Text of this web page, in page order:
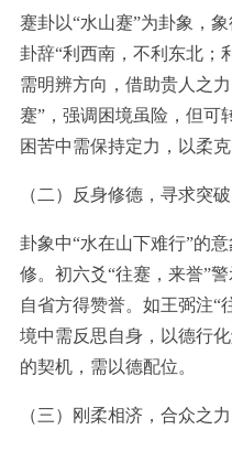
蹇卦以“水山蹇”为卦象，
卦辞“利西南，不利东北；
需明辨方向，借助贵人之
蹇”，强调困境虽险，但可
困苦中需保持定力，以柔克
（二）反身修德，寻求突破
卦象中“水在山下难行”的
修。初六爻“往蹇，来誉”
自省方得赞誉。如王弼注“
境中需反思自身，以德行
的契机，需以德配位。
（三）刚柔相济，合众之力